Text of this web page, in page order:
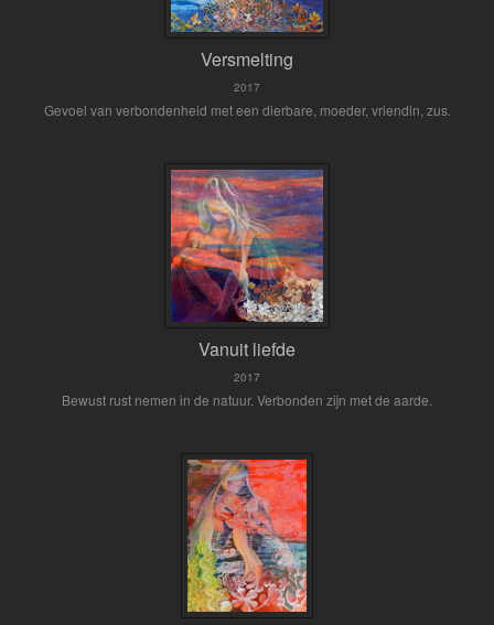
Versmelting
2017
Gevoel van verbondenheid met een dierbare, moeder, vriendin, zus.
Vanuit liefde
2017
Bewust rust nemen in de natuur. Verbonden zijn met de aarde.